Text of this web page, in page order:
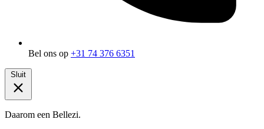
Bel ons op +31 74 376 6351
Sluit
Daarom een Bellezi.